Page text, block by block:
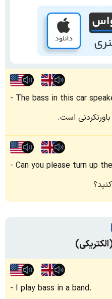
The bass in this car
است.
Can you please turn up
I play bass in a band.